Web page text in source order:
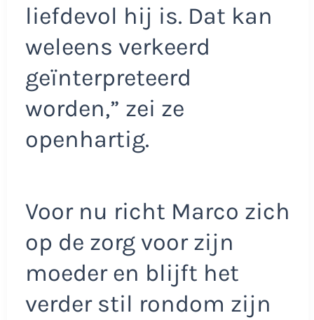
liefdevol hij is. Dat kan
weleens verkeerd
geïnterpreteerd
worden,” zei ze
openhartig.
Voor nu richt Marco zich
op de zorg voor zijn
moeder en blijft het
verder stil rondom zijn